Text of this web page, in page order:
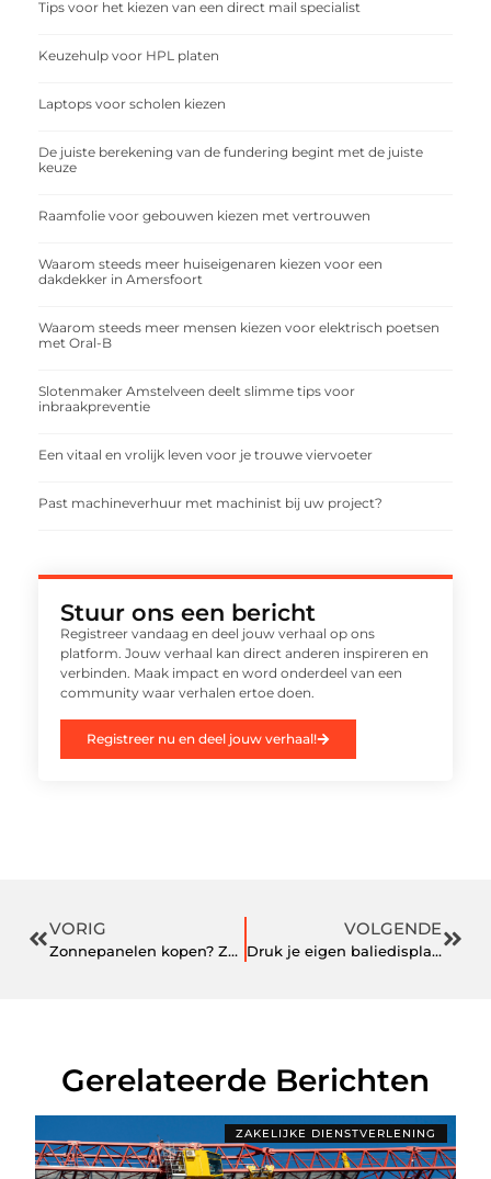
Tips voor het kiezen van een direct mail specialist
Keuzehulp voor HPL platen
Laptops voor scholen kiezen
De juiste berekening van de fundering begint met de juiste
keuze
Raamfolie voor gebouwen kiezen met vertrouwen
Waarom steeds meer huiseigenaren kiezen voor een
dakdekker in Amersfoort
Waarom steeds meer mensen kiezen voor elektrisch poetsen
met Oral-B
Slotenmaker Amstelveen deelt slimme tips voor
inbraakpreventie
Een vitaal en vrolijk leven voor je trouwe viervoeter
Past machineverhuur met machinist bij uw project?
Stuur ons een bericht
Registreer vandaag en deel jouw verhaal op ons
platform. Jouw verhaal kan direct anderen inspireren en
verbinden. Maak impact en word onderdeel van een
community waar verhalen ertoe doen.
Registreer nu en deel jouw verhaal!
VORIG
Zonnepanelen kopen? Zonnepanelen van Soloya
VOLGENDE
Druk je eigen baliedisplay!
Gerelateerde Berichten
ZAKELIJKE DIENSTVERLENING